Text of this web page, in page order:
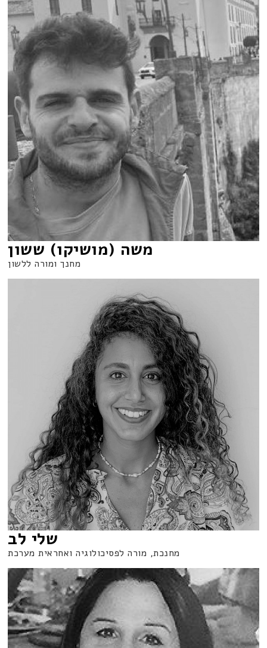
משה (מושיקו) ששון
מחנך ומורה ללשון
שלי לב
מחנכת, מורה לפסיכולוגיה ואחראית מערכת